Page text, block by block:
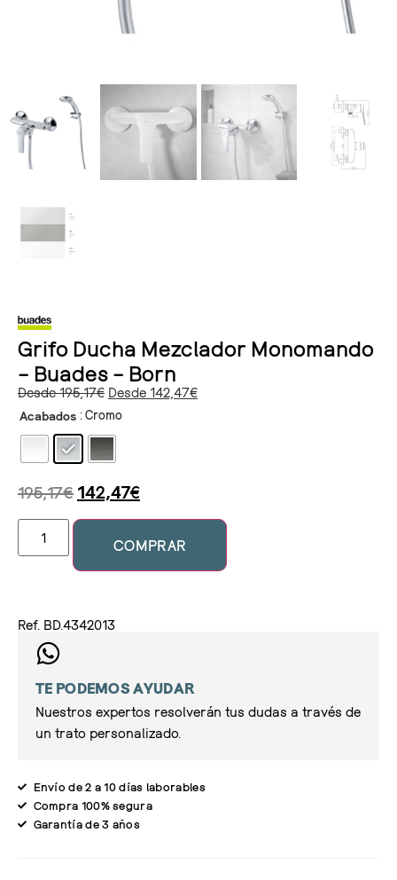
Grifo Ducha Mezclador Monomando
– Buades – Born
Desde195,17€ Desde 142,47€
Acabados : Cromo
195,17€ 142,47€
COMPRAR
Ref. BD.4342013
TE PODEMOS AYUDAR
Nuestros expertos resolverán tus dudas a través de
un trato personalizado.
Envío de 2 a 10 días laborables
Compra 100% segura
Garantía de 3 años